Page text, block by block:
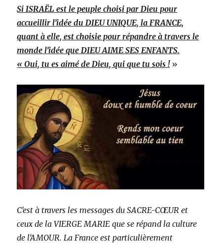
Si ISRAËL est le peuple choisi par Dieu pour
accueillir l’idée du DIEU UNIQUE, la FRANCE,
quant à elle, est choisie pour répandre à travers le
monde l’idée que DIEU AIME SES ENFANTS.
« Oui, tu es aimé de Dieu, qui que tu sois !»
C’est à travers les messages du SACRE-CŒUR et
ceux de la VIERGE MARIE que se répand la culture
de l’AMOUR. La France est particulièrement